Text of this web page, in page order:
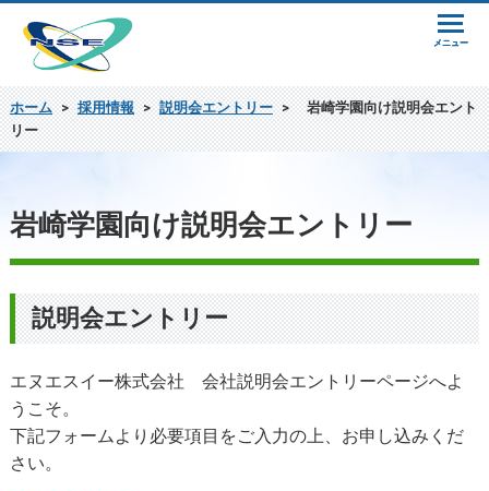
ホーム > 採用情報 > 説明会エントリー >
岩崎学園向け説明会エント
リー
岩崎学園向け説明会エントリー
説明会エントリー
エヌエスイー株式会社 会社説明会エントリーページへよ
うこそ。
下記フォームより必要項目をご入力の上、お申し込みくだ
さい。